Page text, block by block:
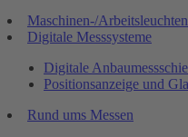
Maschinen-/Arbeitsleuchten
Digitale Messsysteme
Digitale
Positionsanzeige und
Rund ums Messen